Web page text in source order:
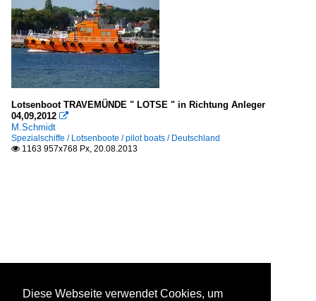
Lotsenboot TRAVEMÜNDE " LOTSE " in Richtung Anleger
04,09,2012 
M.Schmidt
Spezialschiffe / Lotsenboote / pilot boats / Deutschland
 1163 957x768 Px, 20.08.2013
Diese Webseite verwendet Cookies, um